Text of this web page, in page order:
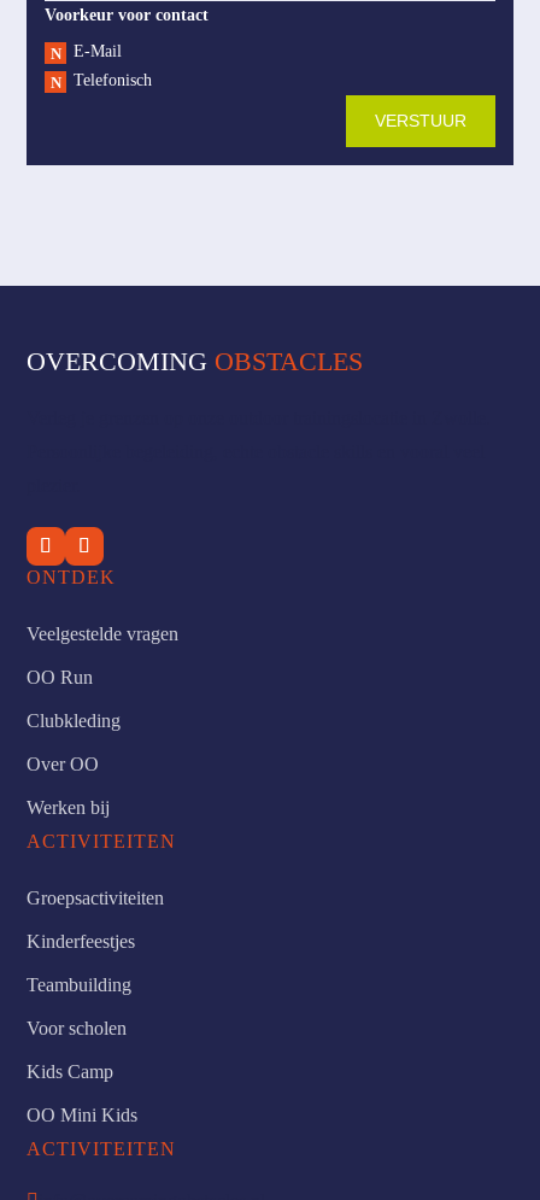
Voorkeur voor contact
E-Mail
Telefonisch
VERSTUUR
OVERCOMING OBSTACLES
ONTDEK
Veelgestelde vragen
OO Run
Clubkleding
Over OO
Werken bij
ACTIVITEITEN
Groepsactiviteiten
Kinderfeestjes
Teambuilding
Voor scholen
Kids Camp
OO Mini Kids
ACTIVITEITEN